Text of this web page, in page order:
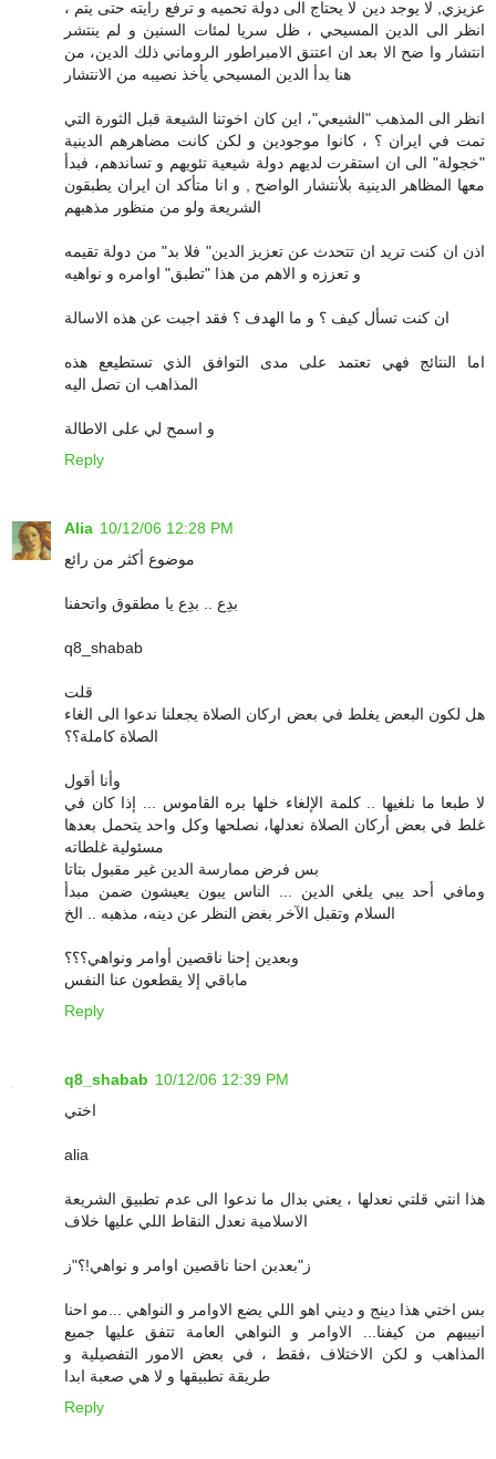
عزيزي, لا يوجد دين لا يحتاج الى دولة تحميه و ترفع رايته حتى يتم ،
انظر الى الدين المسيحي ، ظل سريا لمئات السنين و لم ينتشر
انتشار وا ضح الا بعد ان اعتنق الامبراطور الروماني ذلك الدين، من
هنا بدأ الدين المسيحي يأخذ نصيبه من الانتشار
انظر الى المذهب "الشيعي"، اين كان اخوتنا الشيعة قبل الثورة التي
تمت في ايران ؟ ، كانوا موجودين و لكن كانت مضاهرهم الدينية
"خجولة" الى ان استقرت لديهم دولة شيعية تئويهم و تساندهم، فبدأ
معها المظاهر الدينية بلأنتشار الواضح , و انا متأكد ان ايران يطبقون
الشريعة ولو من منظور مذهبهم
اذن ان كنت تريد ان تتحدث عن تعزيز الدين" فلا بد" من دولة تقيمه
و تعززه و الاهم من هذا "تطبق" اوامره و نواهيه
ان كنت تسأل كيف ؟ و ما الهدف ؟ فقد اجبت عن هذه الاسالة
اما النتائج فهي تعتمد على مدى التوافق الذي تستطيعع هذه
المذاهب ان تصل اليه
و اسمح لي على الاطالة
Reply
Alia 10/12/06 12:28 PM
موضوع أكثر من رائع
بدِع .. بدِع يا مطقوق واتحفنا
q8_shabab
قلت
هل لكون البعض يغلط في بعض اركان الصلاة يجعلنا ندعوا الى الغاء
الصلاة كاملة؟؟
وأنا أقول
لا طبعا ما نلغيها .. كلمة الإلغاء خلها بره القاموس ... إذا كان في
غلط في بعض أركان الصلاة نعدلها، نصلحها وكل واحد يتحمل بعدها
مسئولية غلطاته
بس فرض ممارسة الدين غير مقبول بتاتا
ومافي أحد يبي يلغي الدين ... الناس يبون يعيشون ضمن مبدأ
السلام وتقبل الآخر بغض النظر عن دينه، مذهبه .. الخ
وبعدين إحنا ناقصين أوامر ونواهي؟؟؟
ماباقي إلا يقطعون عنا النفس
Reply
q8_shabab 10/12/06 12:39 PM
اختي
alia
هذا انتي قلتي نعدلها ، يعني بدال ما ندعوا الى عدم تطبيق الشريعة
الاسلامية نعدل النقاط اللي عليها خلاف
ز"بعدبن احنا ناقصين اوامر و نواهي!؟"ز
بس اختي هذا دينج و ديني اهو اللي يضع الاوامر و النواهي ...مو احنا
انييبهم من كيفنا... الاوامر و النواهي العامة تتفق عليها جميع
المذاهب و لكن الاختلاف ،فقط ، في بعض الامور التفصيلية و
طريقة تطبيقها و لا هي صعبة ابدا
Reply